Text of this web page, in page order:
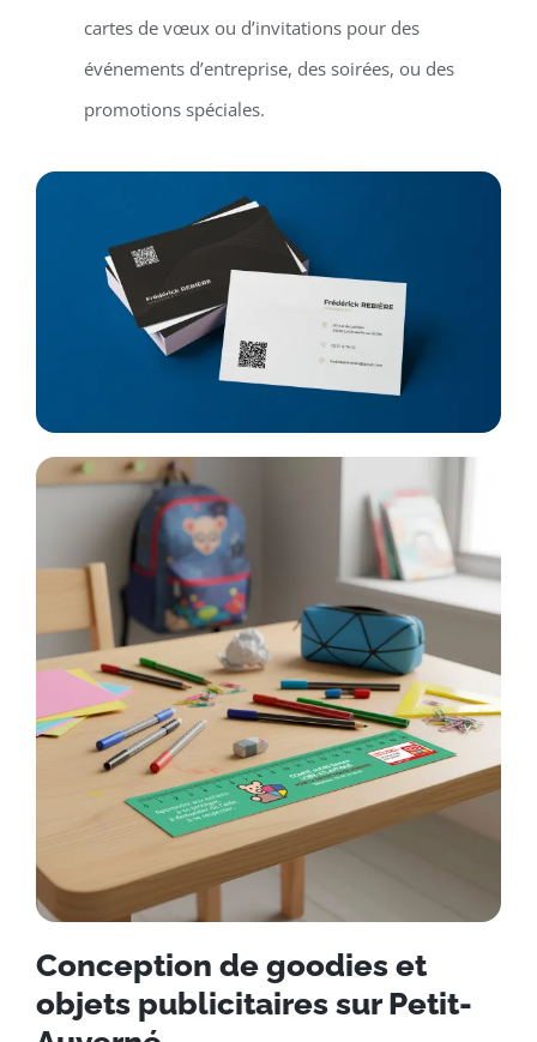
cartes de vœux ou d’invitations pour des
événements d’entreprise, des soirées, ou des
promotions spéciales.
Conception de goodies et
objets publicitaires sur Petit-